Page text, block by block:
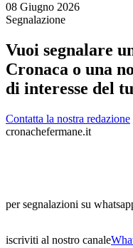
08 Giugno 2026
Segnalazione
Vuoi segnalare
Cronaca o una
di interesse del
Contatta la nostra redazione
cronachefermane.it
per segnalazioni su
iscriviti al nostro canale